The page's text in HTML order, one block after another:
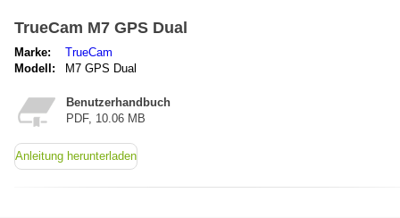
TrueCam M7 GPS Dual
Marke:
TrueCam
Modell:
M7 GPS Dual
Benutzerhandbuch
PDF, 10.06 MB
Anleitung herunterladen